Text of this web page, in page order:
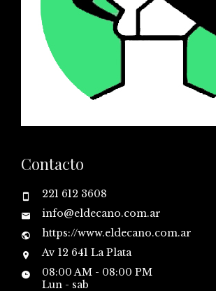
Contacto
221 612 3608
info@eldecano.com.ar
https://www.eldecano.com.ar
Av 12 641 La Plata
08:00 AM - 08:00 PM
Lun - sab